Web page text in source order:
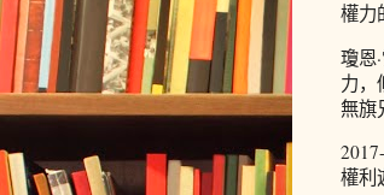
權力
瓊恩
力，
無旗
權利